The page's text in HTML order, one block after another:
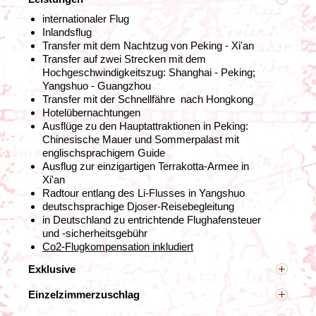
Nach einer Fahrt mit dem Hochgeschwindigkeitszug
erreichen wir
Regierungszentrum Chinas.Das Herz der Stadt liegt
rund um denPlatz des Himmlischen Friedens
einige der bedeutendsten Wahrzeichen Pekings
befinden: die weltberühmte „Verbotene Stadt“, das
Mausoleum Maos und die Große Halle des Volkes (das
Areal mit Palästen und Museen, diente den kaiserlichen
und Regierungszentrum. Vom Coal Hill aus eröffnet sich
internationaler Flug
Inlandsflug
Transfer mit dem Nachtzug von Peking - Xi'an
Transfer auf zwei Strecken mit dem
Hochgeschwindigkeitszug: Shanghai - Peking;
Yangshuo - Guangzhou
Transfer mit der Schnellfähre nach Hongkong
Hotelübernachtungen
Ausflüge zu den Hauptattraktionen in Peking:
Chinesische Mauer und Sommerpalast mit
englischsprachigem Guide
Ausflug zur einzigartigen Terrakotta-Armee in
Xi'an
Radtour entlang des Li-Flusses in Yangshuo
deutschsprachige Djoser-Reisebegleitung
in Deutschland zu entrichtende Flughafensteuer
und -sicherheitsgebühr
Co2-Flugkompensation inkludiert
Exklusive
z.B. Mahlzeiten, Visum, Eintrittsgelder (auch für die
Einzelzimmerzuschlag